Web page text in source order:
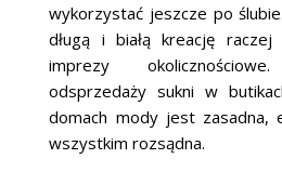
wykorzystać jeszcze po
długą i białą kreację raczej
imprezy
odsprzedaży sukni w
domach mody jest zasadna,
wszystkim rozsądna.